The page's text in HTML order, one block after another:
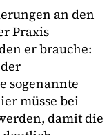
an den
Praxis
er brauche:
sogenannte
müsse bei
damit die